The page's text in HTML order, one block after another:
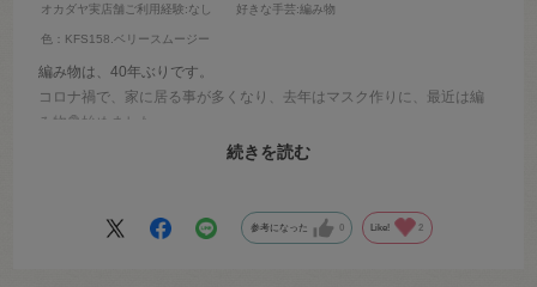
オカダヤ実店舗ご利用経験:なし 好きな手芸:編み物
色：KFS158.ベリースムージー
編み物は、40年ぶりです。
コロナ禍で、家に居る事が多くなり、去年はマスク作りに、最近は編
み物🧶始めました。
opal毛糸は、柄が出てくるのが楽しみで、楽しく編んでます。腹巻き
続きを読む
参考になった 0 Like! 2